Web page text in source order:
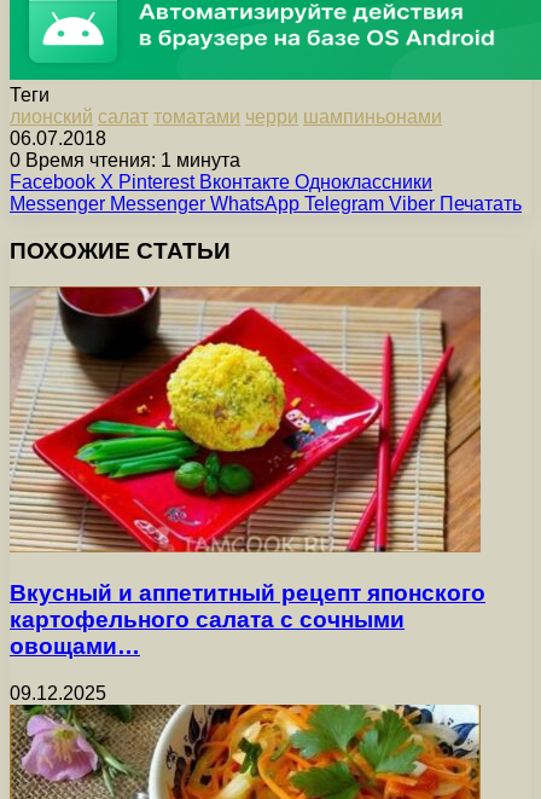
Теги
лионский салат томатами черри шампиньонами
06.07.2018
0 Время чтения: 1 минута
Facebook X Pinterest Вконтакте Одноклассники
Messenger Messenger WhatsApp Telegram Viber Печатать
ПОХОЖИЕ СТАТЬИ
Вкусный и аппетитный рецепт японского
картофельного салата с сочными
овощами…
09.12.2025